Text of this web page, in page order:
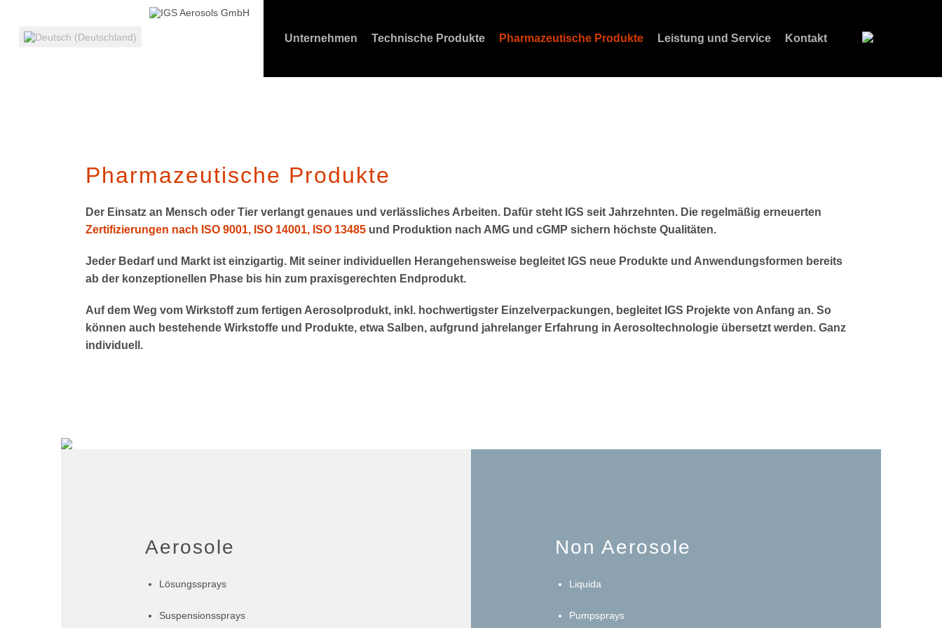
Unternehmen Technische Produkte Pharmazeutische Produkte Leistung und Service Kontakt
Pharmazeutische Produkte
Der Einsatz an Mensch oder Tier verlangt genaues und verlässliches Arbeiten. Dafür steht IGS seit Jahrzehnten. Die regelmäßig erneuerten
Zertifizierungen nach ISO 9001, ISO 14001, ISO 13485 und Produktion nach AMG und cGMP sichern höchste Qualitäten.
Jeder Bedarf und Markt ist einzigartig. Mit seiner individuellen Herangehensweise begleitet IGS neue Produkte und Anwendungsformen bereits
ab der konzeptionellen Phase bis hin zum praxisgerechten Endprodukt.
Auf dem Weg vom Wirkstoff zum fertigen Aerosolprodukt, inkl. hochwertigster Einzelverpackungen, begleitet IGS Projekte von Anfang an. So
können auch bestehende Wirkstoffe und Produkte, etwa Salben, aufgrund jahrelanger Erfahrung in Aerosoltechnologie übersetzt werden. Ganz
individuell.
Aerosole
Lösungssprays
Suspensionssprays
Non Aerosole
Liquida
Pumpsprays